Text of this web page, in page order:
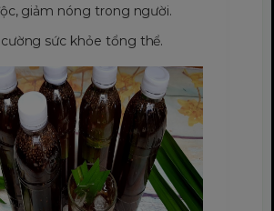
giảm nóng trong người.
sức khỏe tổng thể.